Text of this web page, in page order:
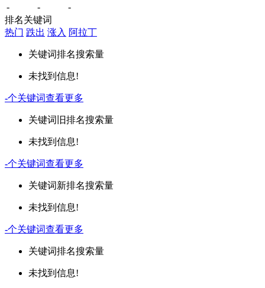
- -
-
排名关键词
热门 跌出 涨入 阿拉丁
关键词排名搜索量
未找到信息!
-个关键词查看更多
关键词 旧排名搜索量
未找到信息!
-个关键词查看更多
关键词新排名搜索量
未找到信息!
-个关键词查看更多
关键词排名搜索量
未找到信息!